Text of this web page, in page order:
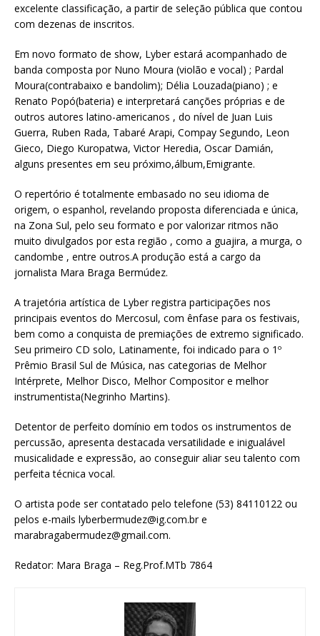
excelente classificação, a partir de seleção pública que contou
com dezenas de inscritos.
Em novo formato de show, Lyber estará acompanhado de
banda composta por Nuno Moura (violão e vocal) ; Pardal
Moura(contrabaixo e bandolim); Délia Louzada(piano) ; e
Renato Popó(bateria) e interpretará canções próprias e de
outros autores latino-americanos , do nível de Juan Luis
Guerra, Ruben Rada, Tabaré Arapi, Compay Segundo, Leon
Gieco, Diego Kuropatwa, Victor Heredia, Oscar Damián,
alguns presentes em seu próximo,álbum,Emigrante.
O repertório é totalmente embasado no seu idioma de
origem, o espanhol, revelando proposta diferenciada e única,
na Zona Sul, pelo seu formato e por valorizar ritmos não
muito divulgados por esta região , como a guajira, a murga, o
candombe , entre outros.A produção está a cargo da
jornalista Mara Braga Bermúdez.
A trajetória artística de Lyber registra participações nos
principais eventos do Mercosul, com ênfase para os festivais,
bem como a conquista de premiações de extremo significado.
Seu primeiro CD solo, Latinamente, foi indicado para o 1º
Prêmio Brasil Sul de Música, nas categorias de Melhor
Intérprete, Melhor Disco, Melhor Compositor e melhor
instrumentista(Negrinho Martins).
Detentor de perfeito domínio em todos os instrumentos de
percussão, apresenta destacada versatilidade e inigualável
musicalidade e expressão, ao conseguir aliar seu talento com
perfeita técnica vocal.
O artista pode ser contatado pelo telefone (53) 84110122 ou
pelos e-mails lyberbermudez@ig.com.br e
marabragabermudez@gmail.com.
Redator: Mara Braga – Reg.Prof.MTb 7864